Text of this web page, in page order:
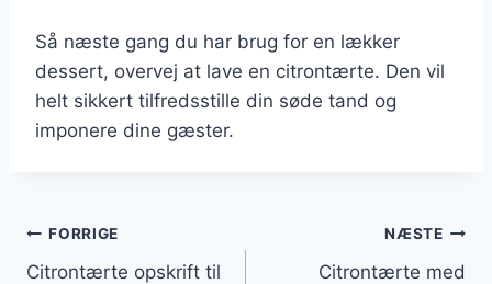
Så næste gang du har brug for en lækker
dessert, overvej at lave en citrontærte. Den vil
helt sikkert tilfredsstille din søde tand og
imponere dine gæster.
Indlægsnavigation
FORRIGE
Citrontærte opskrift til
NÆSTE
Citrontærte med